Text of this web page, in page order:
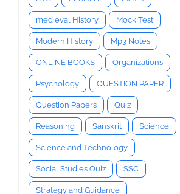
medieval History Mock Test
Modern History Mp3 Notes
ONLINE BOOKS Organizations
Psychology QUESTION PAPER
Question Papers Quiz
Reasoning Sanskrit Science
Science and Technology
Social Studies Quiz SSC
Strategy and Guidance